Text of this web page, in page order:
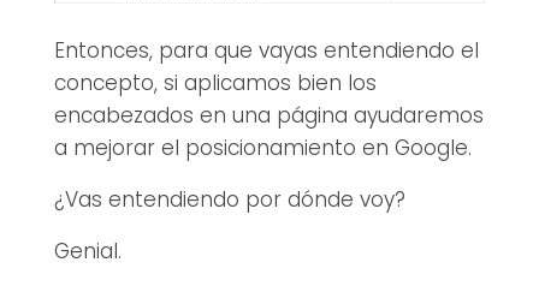
Entonces, para que vayas entendiendo el
concepto, si aplicamos bien los
encabezados en una página ayudaremos
a mejorar el posicionamiento en Google.
¿Vas entendiendo por dónde voy?
Genial.